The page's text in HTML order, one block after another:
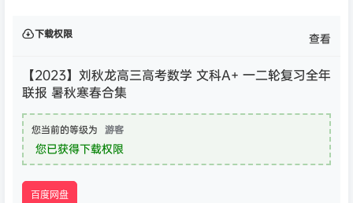
下载权限 查看
【2023】刘秋龙高三高考数学 文科A+ 一二轮复习全年
联报 暑秋寒春合集
您当前的等级为 游客
您已获得下载权限
百度网盘